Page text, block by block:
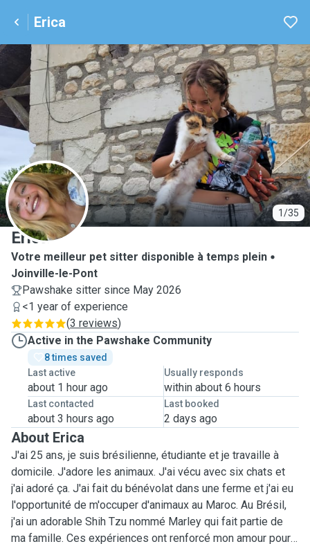
Erica
1/35
E
Erica
Votre meilleur pet sitter disponible à temps plein
Joinville-le-Pont
Pawshake sitter since May 2026
<1 year of experience
(3 reviews)
Active in the Pawshake Community
8 times saved
Last active
about 1 hour ago
Usually responds
within about 6 hours
Last contacted
about 3 hours ago
Last booked
2 days ago
About Erica
J'ai 25 ans, je suis brésilienne, étudiante et je travaille à
domicile. J'adore les animaux. J'ai vécu avec six chats et
j'ai adoré ça. J'ai fait du bénévolat dans une ferme et j'ai eu
l'opportunité de m'occuper d'animaux au Maroc. Au Brésil,
j'ai un adorable Shih Tzu nommé Marley qui fait partie de
ma famille. Ces expériences ont renforcé mon amour pour